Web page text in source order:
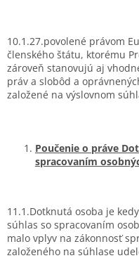
10.1.27.povolené právom
členského štátu, ktorému
zároveň stanovujú aj
práv a slobôd a
založené na výslovnom
Poučenie o práve
spracovaním
11.1.Dotknutá osoba je
súhlas so spracovaním
malo vplyv na zákonnosť
založeného na súhlase